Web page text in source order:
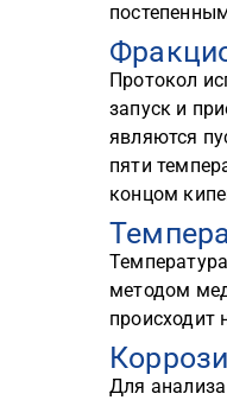
Протокол
запуск и
являются
пяти
концом
методом
происходит
Для